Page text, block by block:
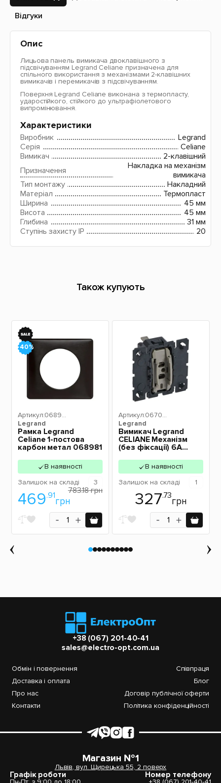
Відгуки
Опис
Лицьова панель вимикача двоклавішного з
підсвічуванням Legrand Celiane призначена для
спільного використання з механізмами 2-клавішних
вимикачів і перемикачів з підсвічуванням.
Поверхня Legrand Celiane виконана з термопласту,
ударостійкого, стійкого до ультрафіолетового
випромінювання.
Характеристики
Виробник
Legrand
Серія
Celiane
Вимикач
2-клавішний
Призначення
Накладка на механізм
вимикача
Тип монтажу
Накладний
Матеріал
Термопласт
Ширина
45 мм
Висота
45 мм
Глибина
31 мм
Ступінь захисту IP
20
Також купують
-40%
Legrand
Артикул:06898
1
Рамка Legrand
Celiane 1-постова
карбон метал 068981
В наявності
Залишок на складі 3
783.18 грн
469.91
грн
Legrand
Артикул:06703
2
Вимикач Legrand
CELIANE Механізм
(без фіксації) 6А
одноклавішний
067032В наявності
Залишок на складі 1
327.73
грн
+38 (067) 201-40-41
sales@electro-opt.com.ua
Обмін і повернення
Доставка і оплата
Про нас
Контакти
Співпраця
Блог
Договір публічної оферти
Політика конфіденційності
Магазин №1
Львів, вул. Щирецька 55, 2 поверх
Графік роботи Номер телефону